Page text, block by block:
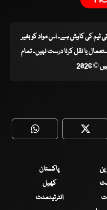
ٹیم کی کاوش ہے۔ اس مواد کو بغیر
یا نقل کرنا درست نہیں۔ تمام
2026
WhatsApp
پاکستان
کھیل
انٹرٹینمنٹ